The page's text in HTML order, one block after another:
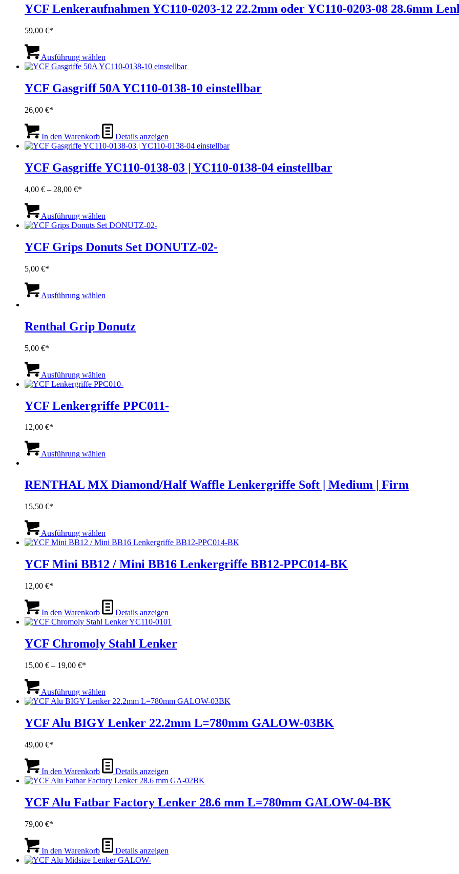
Varianten
auf.
der
Produktseite
werden
YCF Lenkeraufnahmen YC110-0203-12 22.2mm oder YC110-0203-08 28.6mm
59,00 €
Ausführung wählen
weist
Varianten
auf.
auf
der
Produktseite
werden
YCF Gasgriff 50A YC110-0138-10 einstellbar
26,00 €
In den Warenkorb Details anzeigen
YCF Gasgriffe YC110-0138-03 | YC110-0138-04 einstellbar
4,00 € – 28,00 €Preisspanne:
28,00 €
Ausführung wählen
weist
Varianten
auf.
der
werden
YCF Grips Donuts Set DONUTZ-02-
5,00 €
Ausführung wählen
Varianten
auf.
der
Produktseite
werden
Renthal Grip Donutz
5,00 €
Ausführung wählen
weist
Varianten
auf.
der
werden
YCF Lenkergriffe PPC011-
12,00 €
Ausführung wählen
Varianten
auf.
der
Produktseite
werden
RENTHAL MX Diamond/Half Waffle Lenkergriffe Soft | Medium | Firm
15,50 €
Ausführung wählen
weist
Varianten
auf.
auf
der
Produktseite
werden
YCF Mini BB12 / Mini BB16 Lenkergriffe BB12-PPC014-BK
12,00 €
In den Warenkorb Details anzeigen
YCF Chromoly Stahl Lenker
15,00 € – 19,00 €Preisspanne:
19,00 €
Ausführung wählen
weist
Varianten
auf.
auf
der
Produktseite
werden
YCF Alu BIGY Lenker 22.2mm L=780mm GALOW-03BK
49,00 €
In den Warenkorb Details anzeigen
YCF Alu Fatbar Factory Lenker 28.6 mm L=780mm GALOW-04-BK
79,00 €
In den Warenkorb Details anzeigen